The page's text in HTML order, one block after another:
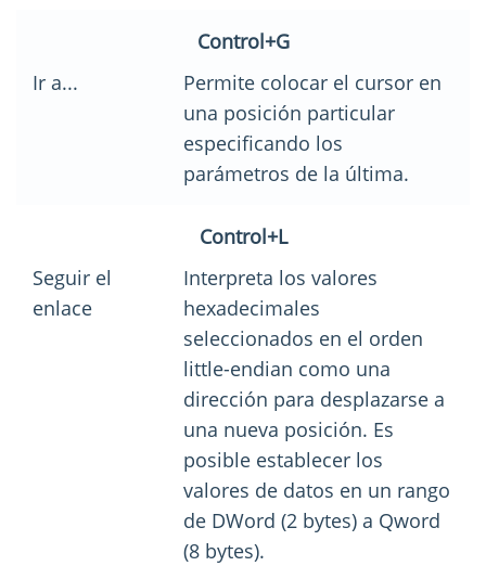
Control+G
Ir a...
Permite colocar el cursor en
una posición particular
especificando los
parámetros de la última.
Control+L
Seguir el
enlace
Interpreta los valores
hexadecimales
seleccionados en el orden
little-endian como una
dirección para desplazarse a
una nueva posición. Es
posible establecer los
valores de datos en un rango
de DWord (2 bytes) a Qword
(8 bytes).